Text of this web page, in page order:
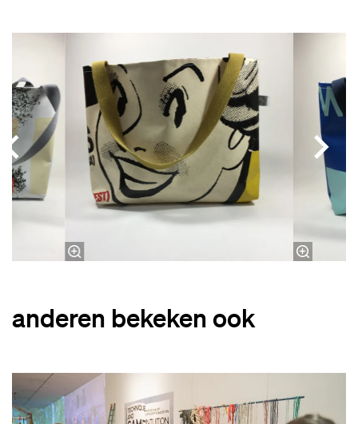
anderen bekeken ook